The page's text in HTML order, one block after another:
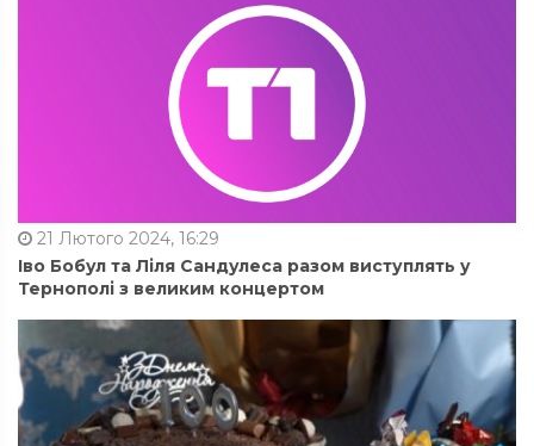
21 Лютого 2024, 16:29
Іво Бобул та Ліля Сандулеса разом виступлять у
Тернополі з великим концертом